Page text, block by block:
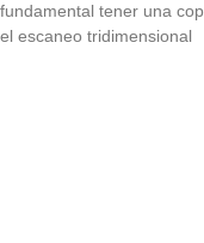
fundamental tener una
el escaneo tridimensional